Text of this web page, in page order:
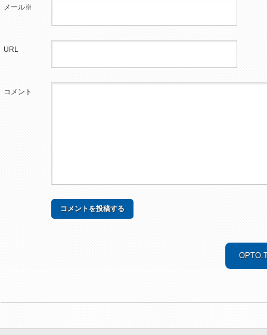
メール※
URL
コメント